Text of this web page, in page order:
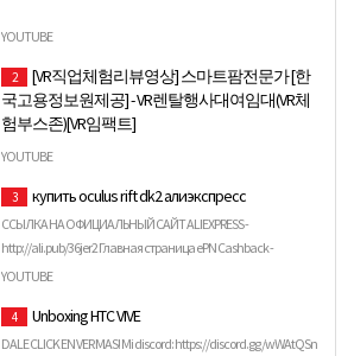
YOUTUBE
2
[VR직업체험리뷰영상] 스마트팜전문가 [한
국고용정보원제공] - VR렌탈행사대여임대(VR체
험부스존)[VR임팩트]
VR임팩트(www.vr-impact.com) 010-3086-1971.
YOUTUBE
3 купить oculus rift dk2 алиэкспресс
ССЫЛКА НА ОФИЦИАЛЬНЫЙ САЙТ ALIEXPRESS -
http://ali.pub/36jer2 Главная страница ePN Cashback -
http://ali.pub/26htpy ССЫЛ…
YOUTUBE
4 Unboxing HTC VIVE
DALE CLICK EN VER MAS! Mi discord: https://discord.gg/wWAtQSn